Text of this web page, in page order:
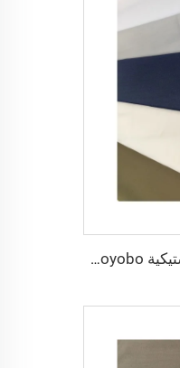
نسيج مصنوع من الألياف الدقيقة البلاستيكية Toyobo بقياس 100T نسيج عادي